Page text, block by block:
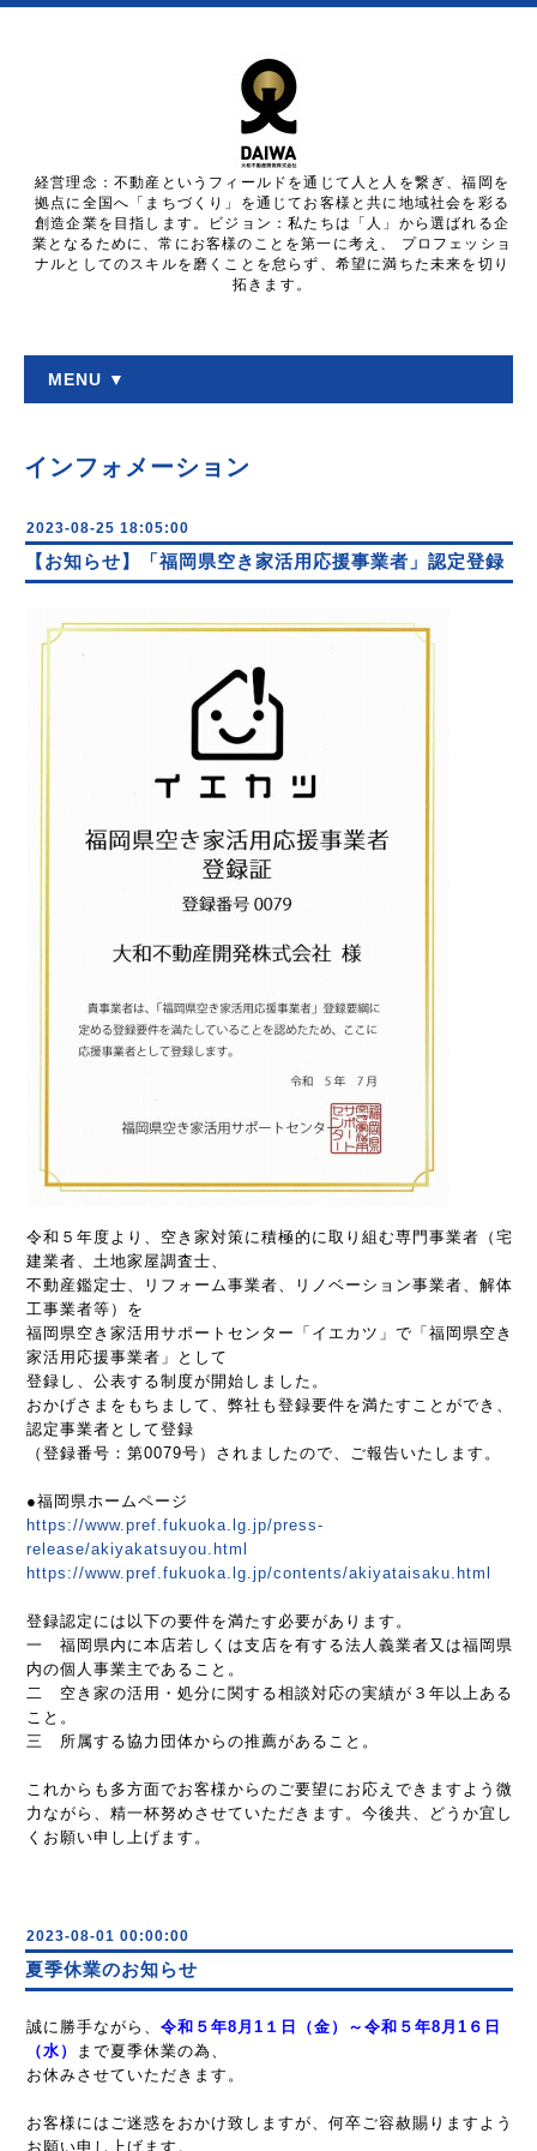
経営理念：不動産というフィールドを通じて人と人を繋ぎ、福岡を
拠点に全国へ「まちづくり」を通じてお客様と共に地域社会を彩る
創造企業を目指します。ビジョン：私たちは「人」から選ばれる企
業となるために、常にお客様のことを第一に考え、 プロフェッショ
ナルとしてのスキルを磨くことを怠らず、希望に満ちた未来を切り
拓きます。
MENU ▼
インフォメーション
2023-08-25 18:05:00
【お知らせ】「福岡県空き家活用応援事業者」認定登録
令和５年度より、空き家対策に積極的に取り組む専門事業者（宅
建業者、土地家屋調査士、
不動産鑑定士、リフォーム事業者、リノベーション事業者、解体
工事業者等）を
福岡県空き家活用サポートセンター「イエカツ」で「福岡県空き
家活用応援事業者」として
登録し、公表する制度が開始しました。
おかげさまをもちまして、弊社も登録要件を満たすことができ、
認定事業者として登録
（登録番号：第0079号）されましたので、ご報告いたします。
●福岡県ホームページ
https://www.pref.fukuoka.lg.jp/press-
release/akiyakatsuyou.html
https://www.pref.fukuoka.lg.jp/contents/akiyataisaku.html
登録認定には以下の要件を満たす必要があります。
一 福岡県内に本店若しくは支店を有する法人義業者又は福岡県
内の個人事業主であること。
二 空き家の活用・処分に関する相談対応の実績が３年以上ある
こと。
三 所属する協力団体からの推薦があること。
これからも多方面でお客様からのご要望にお応えできますよう微
力ながら、精一杯努めさせていただきます。今後共、どうか宜し
くお願い申し上げます。
2023-08-01 00:00:00
夏季休業のお知らせ
誠に勝手ながら、 令和 ５ 年8月 1１ 日（金）～令和 ５ 年8月 1６ 日
（水）
まで夏季休業の為、
お休みさせていただきます。
お客様にはご迷惑をおかけ致しますが、何卒ご容赦賜りますよう
お願い申し上げます。